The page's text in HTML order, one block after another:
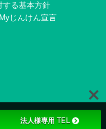
する基本方針
じんけん宣言
Right Reserved.
法人様専用 TEL